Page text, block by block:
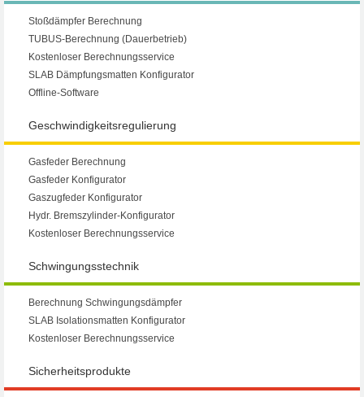
Stoßdämpfer Berechnung
TUBUS-Berechnung (Dauerbetrieb)
Kostenloser Berechnungsservice
SLAB Dämpfungsmatten Konfigurator
Offline-Software
Geschwindigkeitsregulierung
Gasfeder Berechnung
Gasfeder Konfigurator
Gaszugfeder Konfigurator
Hydr. Bremszylinder-Konfigurator
Kostenloser Berechnungsservice
Schwingungsstechnik
Berechnung Schwingungsdämpfer
SLAB Isolationsmatten Konfigurator
Kostenloser Berechnungsservice
Sicherheitsprodukte